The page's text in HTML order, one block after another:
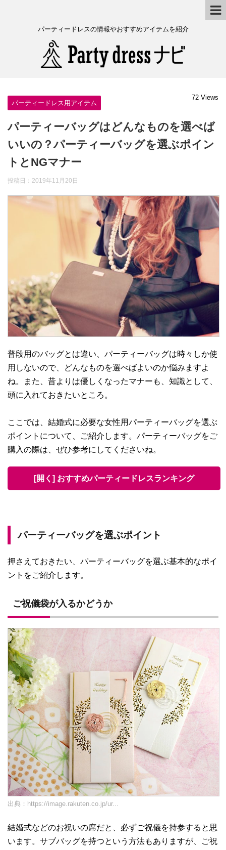
パーティードレスの情報やおすすめアイテムを紹介
パーティードレス用アイテム
72 Views
パーティーバッグはどんなものを選べば
いいの？パーティーバッグを選ぶポイン
トとNGマナー
投稿日： 2019年11月20日
普段用のバッグとは違い、パーティーバッグは時々しか使
用しないので、どんなものを選べばよいのか悩みますよ
ね。また、昔よりは優しくなったマナーも、知識として、
頭に入れておきたいところ。
ここでは、結婚式に必要な女性用パーティーバッグを選ぶ
ポイントについて、ご紹介します。パーティーバッグをご
購入の際は、ぜひ参考にしてくださいね。
[開く] おすすめパーティードレスランキング
パーティーバッグを選ぶポイント
押さえておきたい、パーティーバッグを選ぶ基本的なポイ
ントをご紹介します。
ご祝儀袋が入るかどうか
出典： https://image.rakuten.co.jp/ur...
結婚式などのお祝いの席だと、必ずご祝儀を持参すると思
います。サブバッグを持つという方法もありますが、ご祝